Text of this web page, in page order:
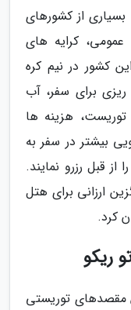
از کشورهای
کرایه های
کشور در نیم کره
برای سفر، آب
هزینه ها
بیشتر در سفر به
از قبل رزرو نمایند.
ارزانی برای هتل
کرد.
مقصدهای توریستی